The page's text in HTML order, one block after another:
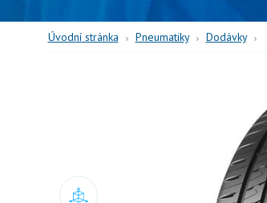
Úvodní stránka Pneumatiky Dodávky